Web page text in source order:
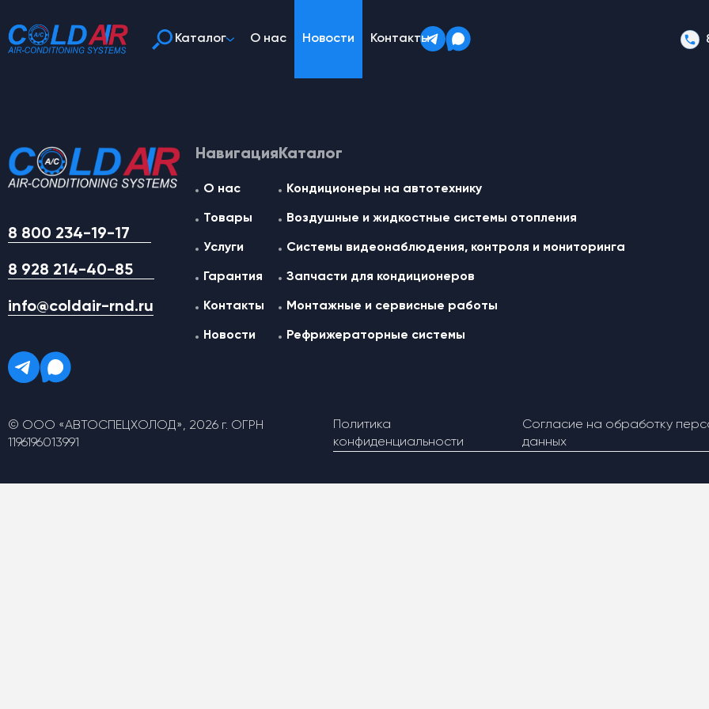
Каталог О нас Новости Контакты
8 800 234-19-17
8 928 214-40-85
info@coldair-rnd.ru
Навигация
О нас
Товары
Услуги
Гарантия
Контакты
Новости
Каталог
Кондиционеры на автотехнику
Воздушные и жидкостные cистемы отопления
Системы видеонаблюдения, контроля и мониторинга
Запчасти для кондиционеров
Монтажные и сервисные работы
Рефрижераторные системы
© ООО «АВТОСПЕЦХОЛОД», 2026 г. ОГРН
1196196013991
Политика
конфиденциальности
Согласие на обработку
данных